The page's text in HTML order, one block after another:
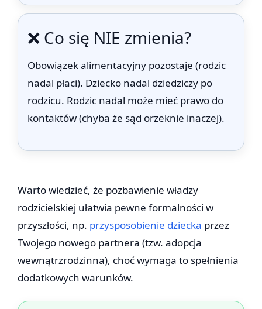
❌ Co się NIE zmienia?
Obowiązek alimentacyjny pozostaje (rodzic
nadal płaci). Dziecko nadal dziedziczy po
rodzicu. Rodzic nadal może mieć prawo do
kontaktów (chyba że sąd orzeknie inaczej).
Warto wiedzieć, że pozbawienie władzy
rodzicielskiej ułatwia pewne formalności w
przyszłości, np. przysposobienie dziecka przez
Twojego nowego partnera (tzw. adopcja
wewnątrzrodzinna), choć wymaga to spełnienia
dodatkowych warunków.